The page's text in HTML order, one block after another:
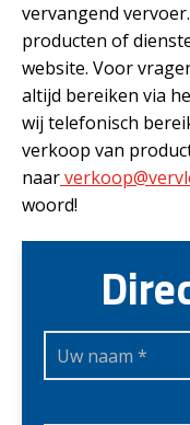
vervangend
producten of
website. Voor
altijd bereiken via
wij telefonisch
verkoop van
naar
woord!